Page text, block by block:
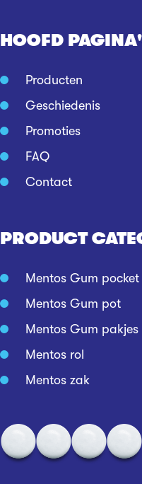
HOOFD
Producten
Geschiedenis
Promoties
FAQ
Contact
PRODUCT
Mentos Gum pocket
Mentos Gum pot
Mentos Gum pakjes
Mentos rol
Mentos zak